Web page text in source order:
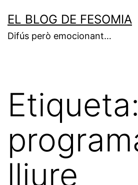
contingut
EL BLOG DE FESOMIA
Difús però emocionant…
Etiqueta:
lliure